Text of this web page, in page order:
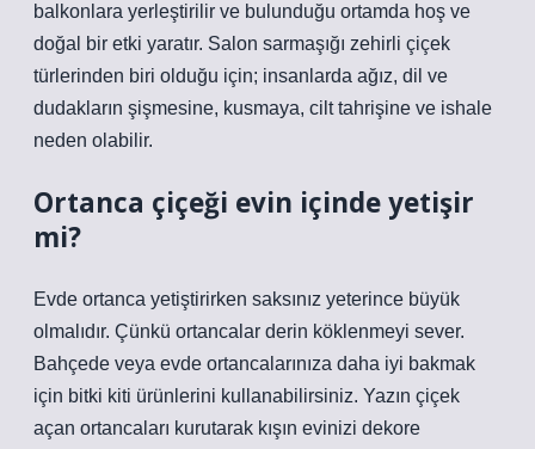
balkonlara yerleştirilir ve bulunduğu ortamda hoş ve
doğal bir etki yaratır. Salon sarmaşığı zehirli çiçek
türlerinden biri olduğu için; insanlarda ağız, dil ve
dudakların şişmesine, kusmaya, cilt tahrişine ve ishale
neden olabilir.
Ortanca çiçeği evin içinde yetişir
mi?
Evde ortanca yetiştirirken saksınız yeterince büyük
olmalıdır. Çünkü ortancalar derin köklenmeyi sever.
Bahçede veya evde ortancalarınıza daha iyi bakmak
için bitki kiti ürünlerini kullanabilirsiniz. Yazın çiçek
açan ortancaları kurutarak kışın evinizi dekore